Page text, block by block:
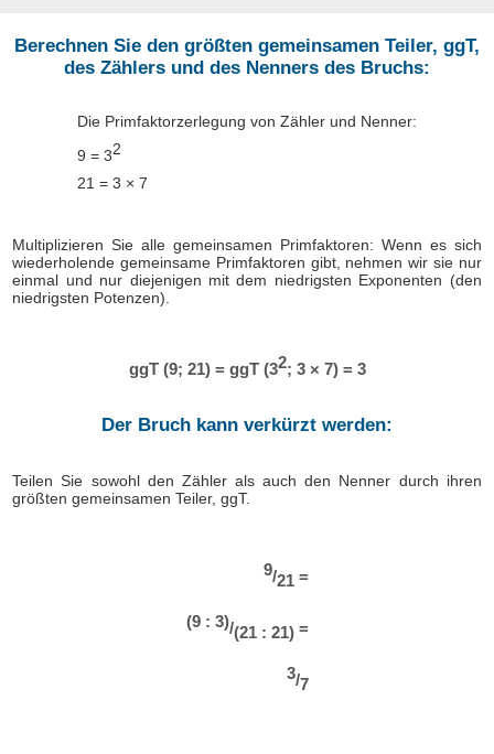
Berechnen Sie den größten gemeinsamen Teiler, ggT,
des Zählers und des Nenners des Bruchs:
Die Primfaktorzerlegung von Zähler und Nenner:
9 = 32
21 = 3 × 7
Multiplizieren Sie alle gemeinsamen Primfaktoren: Wenn es sich
wiederholende gemeinsame Primfaktoren gibt, nehmen wir sie nur
einmal und nur diejenigen mit dem niedrigsten Exponenten (den
niedrigsten Potenzen).
ggT (9; 21) = ggT (32; 3 × 7) = 3
Der Bruch kann verkürzt werden:
Teilen Sie sowohl den Zähler als auch den Nenner durch ihren
größten gemeinsamen Teiler, ggT.
9/21 =
(9 : 3)/(21 : 21)=
3/7